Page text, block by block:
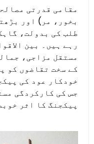
مقامی قدرتی
بخور، مر) اور
طلب کی بدولت،
رہے ہیں۔ بین
مستقل مزاجی،
کے سخت تقاضوں کو
خودکار عود کی
جس کی کارکردگی
پیکجنگ کا اثر